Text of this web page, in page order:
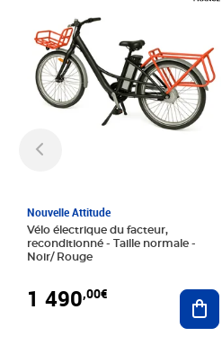
Nouvelle Attitude
Vélo électrique du facteur,
reconditionné - Taille normale -
Noir/ Rouge
1 490,00€